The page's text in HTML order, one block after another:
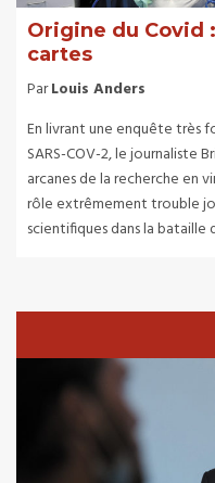
Origine du Covid
cartes
ParLouis Anders
En livrant une enquête très
SARS-COV-2, le journaliste
arcanes de la recherche en
rôle extrêmement trouble
scientifiques dans la bataille